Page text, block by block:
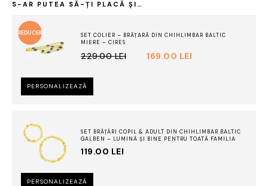
galben
negru
S-AR PUTEA SĂ-ȚI PLACĂ ȘI…
SET COLIER – BRĂȚARĂ DIN CHIHLIMBAR BALTIC
MIERE – CIRES
REDUCER
229.00LEI
PREȚUL
A
FOST:
169.00 LEI
PREȚUL
ESTE:
169.00 LEI.
PERSONALIZEAZĂ
SET BRĂȚĂRI COPIL & ADULT DIN CHIHLIMBAR BALTIC
GALBEN – LUMINĂ ȘI BINE PENTRU TOATĂ FAMILIA
119.00 LEI
PERSONALIZEAZĂ